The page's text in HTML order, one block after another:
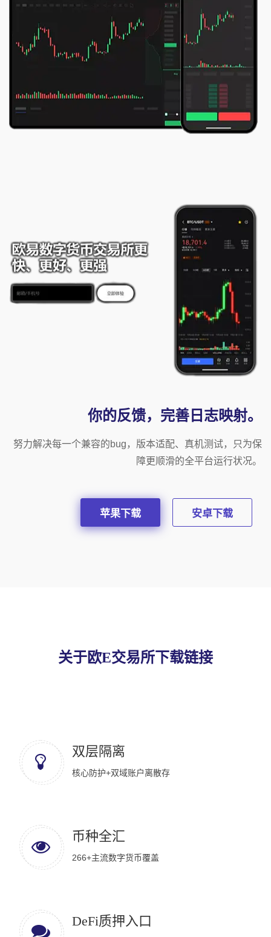
你的反馈，完善日志映射。
努力解决每一个兼容的bug，版本适配、真机测试，只为保
障更顺滑的全平台运行状况。
苹果下载 安卓下载
关于欧E交易所下载链接
双层隔离
核心防护+双域账户离散存
币种全汇
266+主流数字货币覆盖
DeFi质押入口